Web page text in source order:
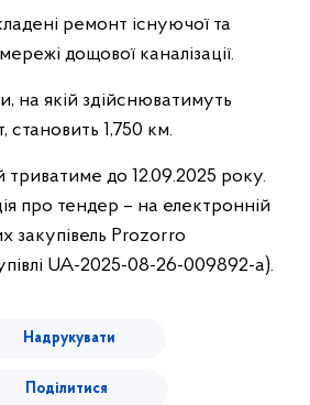
ремонт існуючої та
дощової каналізації.
на якій здійснюватимуть
становить 1,750 км.
до 12.09.2025 року.
про тендер – на електронній
закупівель Prozorro
UA-2025-08-26-009892-a).
Надрукувати
Поділитися